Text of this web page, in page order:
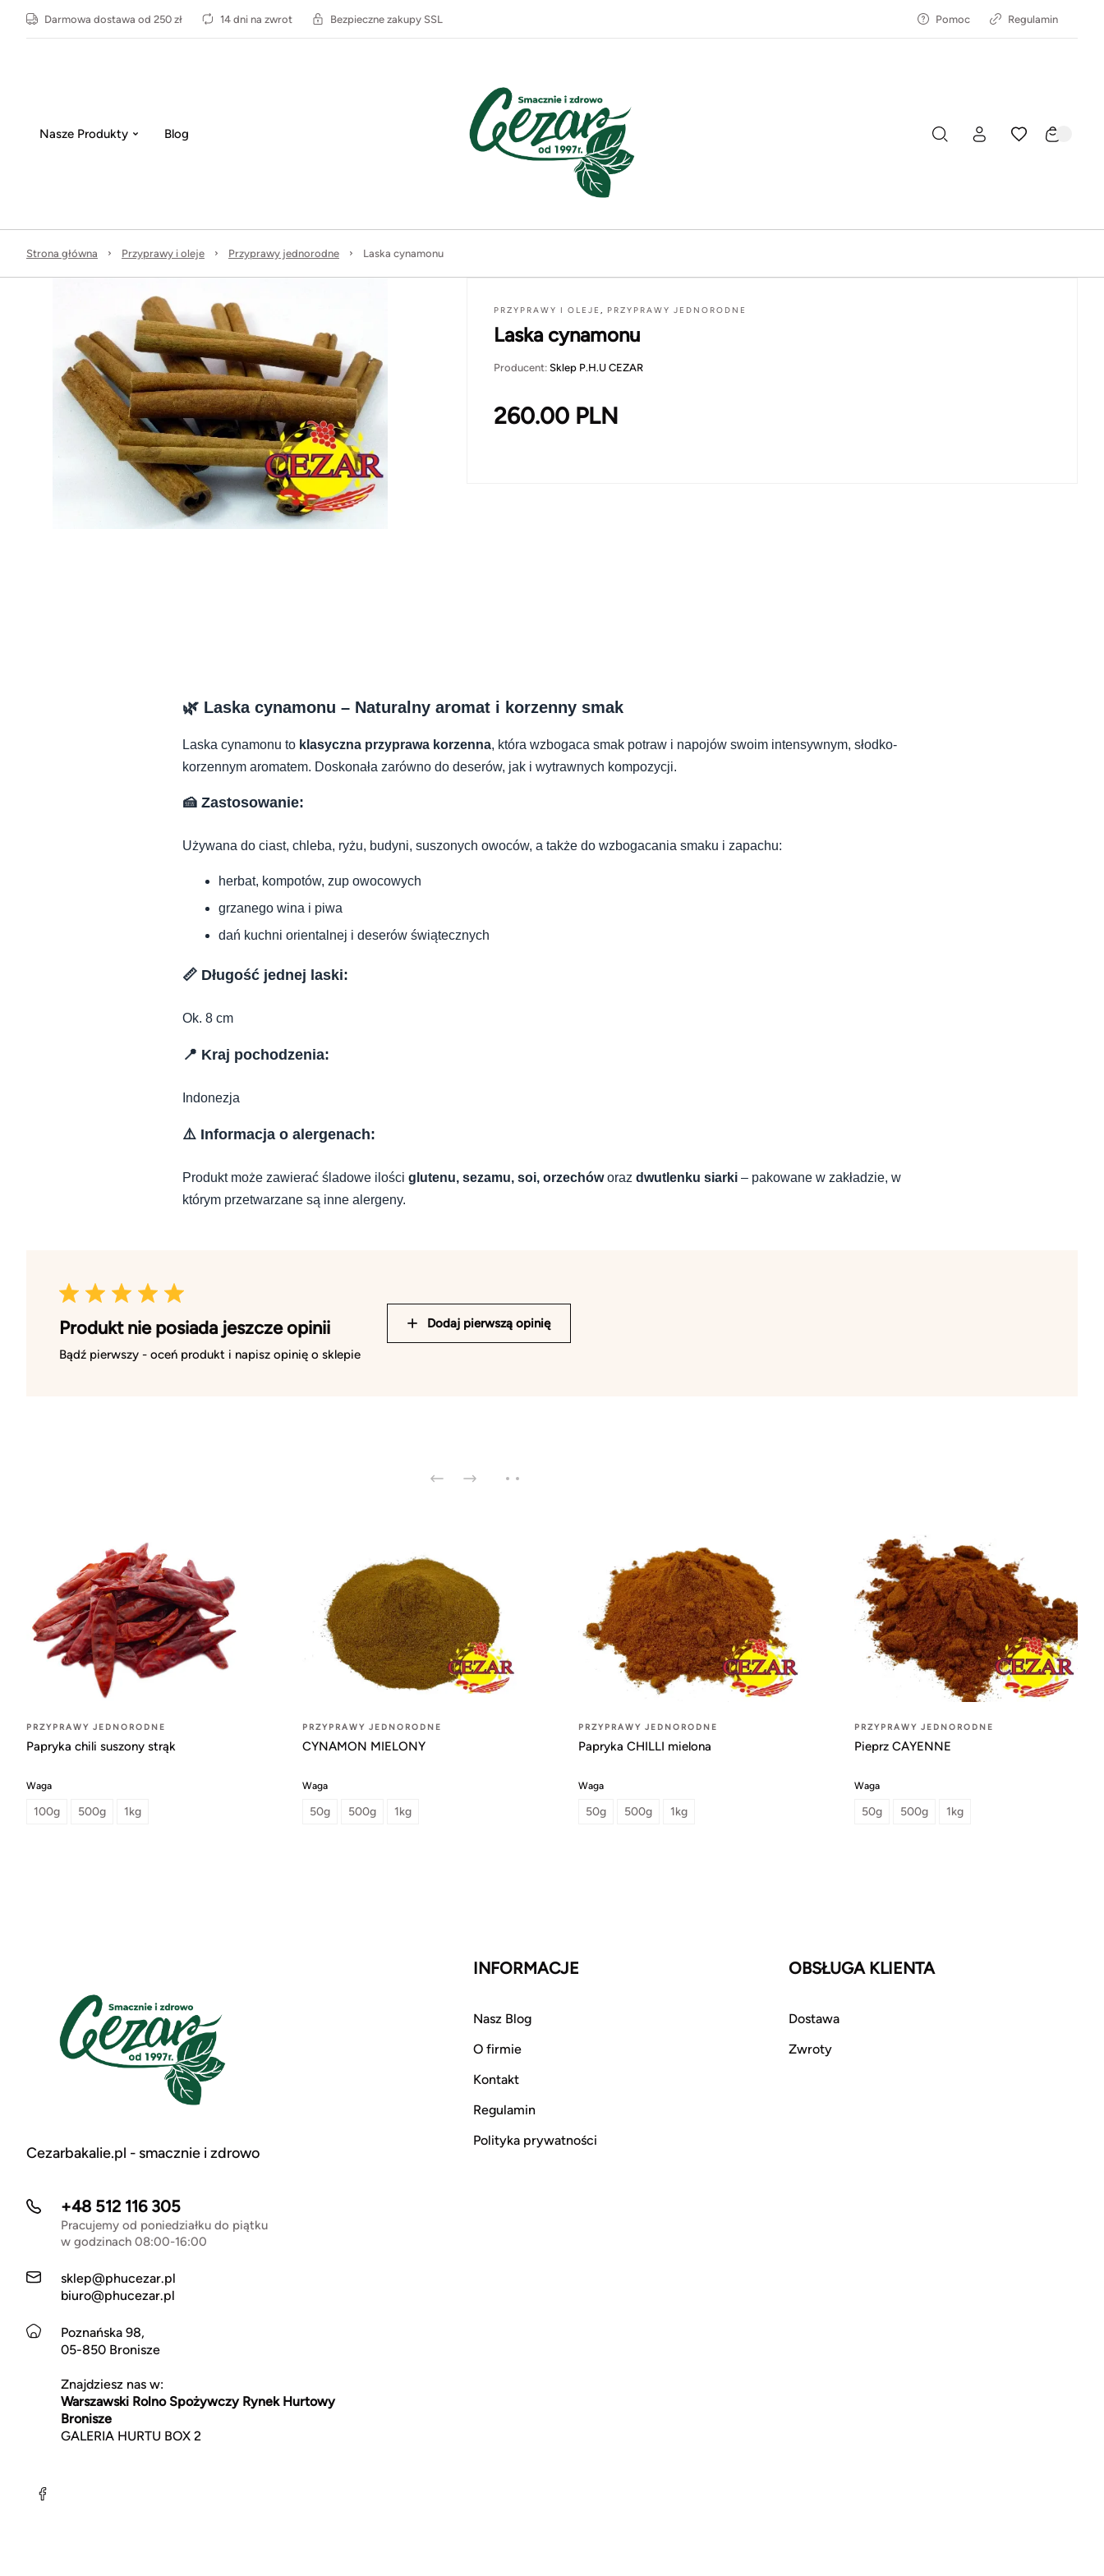
Darmowa dostawa od 250 zł 14 dni na zwrot Bezpieczne zakupy SSL Pomoc Regulamin
Nasze Produkty Blog
Strona główna Przyprawy i oleje Przyprawy jednorodne Laska cynamonu
PRZYPRAWY I OLEJE , PRZYPRAWY JEDNORODNE
Laska cynamonu
Producent: Sklep P.H.U CEZAR
260.00 PLN
🌿 Laska cynamonu – Naturalny aromat i korzenny smak
Laska cynamonu to klasyczna przyprawa korzenna, która wzbogaca smak potraw i napojów swoim intensywnym, słodko-
korzennym aromatem. Doskonała zarówno do deserów, jak i wytrawnych kompozycji.
🍰 Zastosowanie:
Używana do ciast, chleba, ryżu, budyni, suszonych owoców, a także do wzbogacania smaku i zapachu:
herbat, kompotów, zup owocowych
grzanego wina i piwa
dań kuchni orientalnej i deserów świątecznych
📏 Długość jednej laski:
Ok. 8 cm
📍 Kraj pochodzenia:
Indonezja
⚠️ Informacja o alergenach:
Produkt może zawierać śladowe ilości glutenu, sezamu, soi, orzechóworaz dwutlenku siarki – pakowane w zakładzie, w
którym przetwarzane są inne alergeny.
Produkt nie posiada jeszcze opinii
Bądź pierwszy - oceń produkt i napisz opinię o sklepie
Dodaj pierwszą opinię
PRZYPRAWY JEDNORODNE
Papryka chili suszony strąk
Waga
100g 500g 1kg
PRZYPRAWY JEDNORODNE
CYNAMON MIELONY
Waga
50g 500g 1kg
PRZYPRAWY JEDNORODNE
Papryka CHILLI mielona
Waga
50g 500g 1kg
PRZYPRAWY JEDNORODNE
Pieprz CAYENNE
Waga
50g 500g 1kg
Cezarbakalie.pl - smacznie i zdrowo
+48 512 116 305
Pracujemy od poniedziałku do piątku
w godzinach 08:00-16:00
sklep@phucezar.pl
biuro@phucezar.pl
Poznańska 98,
05-850 Bronisze
Znajdziesz nas w:
Warszawski Rolno Spożywczy Rynek Hurtowy
Bronisze
GALERIA HURTU BOX 2
INFORMACJE
Nasz Blog
O firmie
Kontakt
Regulamin
Polityka prywatności
OBSŁUGA KLIENTA
Dostawa
Zwroty